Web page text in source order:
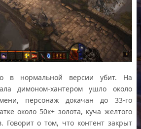
в нормальной версии убит. На
димоном-хантером ушло около
персонаж докачан до 33-го
около 50к+ золота, куча желтого
Говорит о том, что контент закрыт